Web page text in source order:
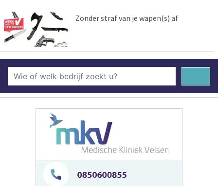
Zonder straf van je wapen(s) af